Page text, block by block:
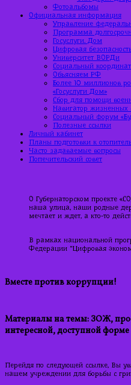
Фотоальбомы
Официальная информация
Управление
Программа
Госуслуги. Дом
Цифровая
Университет ВОРДи
Социальный
Объясняем РФ
Более 10 миллионов
«Госуслуги Дом»
Сбор для помощи
Навигатор жизненных
Социальный форум
Полезные ссылки
Личный кабинет
Планы подготовки к
Часто задаваемые вопросы
Попечительский совет
О Губернаторском проекте
наша улица, наши родные
мечтает и ждет, а кто-то
В рамках национальной
Федерации "Цифровая
Вместе против коррупции!
Материалы на темы: ЗОЖ,
интересной, доступной форме
Перейдя по следующей ссылке, Вы
нашем учреждении для борьбы с